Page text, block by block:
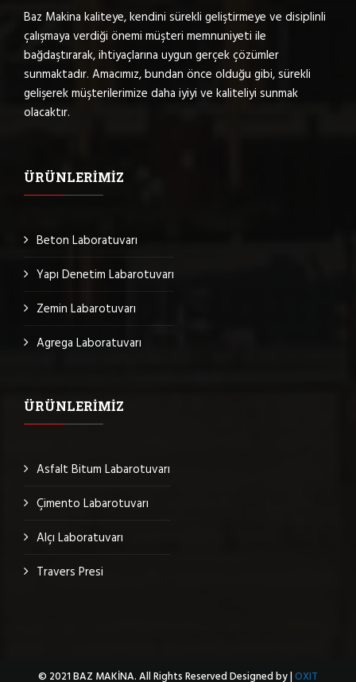
Baz Makina kaliteye, kendini sürekli geliştirmeye ve disiplinli
çalışmaya verdiği önemi müşteri memnuniyeti ile
bağdaştırarak, ihtiyaçlarına uygun gerçek çözümler
sunmaktadır. Amacımız, bundan önce olduğu gibi, sürekli
gelişerek müşterilerimize daha iyiyi ve kaliteliyi sunmak
olacaktır.
ÜRÜNLERIMIZ
Beton Laboratuvarı
Yapı Denetim Labarotuvarı
Zemin Labarotuvarı
Agrega Laboratuvarı
ÜRÜNLERIMIZ
Asfalt Bitum Labarotuvarı
Çimento Labarotuvarı
Alçı Laboratuvarı
Travers Presi
© 2021 BAZ MAKİNA. All Rights Reserved Designed by |OXIT